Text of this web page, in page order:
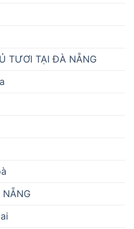
TƯƠI TẠI ĐÀ NẴNG